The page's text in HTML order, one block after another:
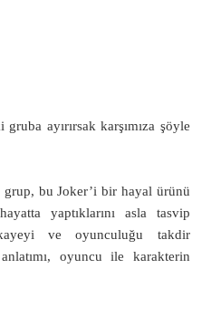
ayırırsak karşımıza şöyle
bu Joker’i bir hayal ürünü
yaptıklarını asla tasvip
ve oyunculuğu takdir
oyuncu ile karakterin